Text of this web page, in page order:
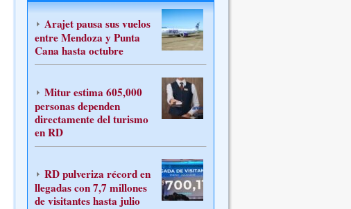
Arajet pausa sus vuelos
entre Mendoza y Punta
Cana hasta octubre
Mitur estima 605,000
personas dependen
directamente del turismo
en RD
RD pulveriza récord en
llegadas con 7,7 millones
de visitantes hasta julio